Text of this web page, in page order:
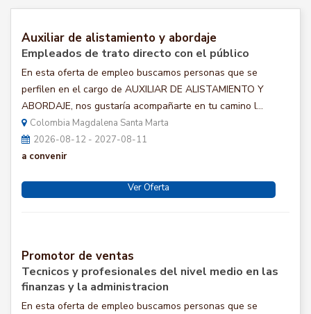
Auxiliar de alistamiento y abordaje
Empleados de trato directo con el público
En esta oferta de empleo buscamos personas que se
perfilen en el cargo de AUXILIAR DE ALISTAMIENTO Y
ABORDAJE, nos gustaría acompañarte en tu camino l...
Colombia Magdalena Santa Marta
2026-08-12 - 2027-08-11
a convenir
Ver Oferta
Promotor de ventas
Tecnicos y profesionales del nivel medio en las
finanzas y la administracion
En esta oferta de empleo buscamos personas que se